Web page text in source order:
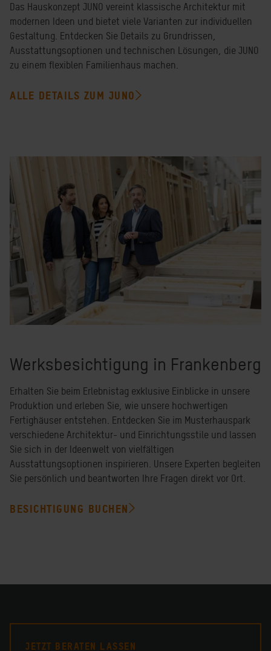
Das Hauskonzept JUNO vereint klassische Architektur mit
modernen Ideen und bietet viele Varianten zur individuellen
Gestaltung. Entdecken Sie Details zu Grundrissen,
Ausstattungsoptionen und technischen Lösungen, die JUNO
zu einem flexiblen Familienhaus machen.
ALLE DETAILS ZUM JUNO
Werksbesichtigung in Frankenberg
Erhalten Sie beim Erlebnistag exklusive Einblicke in unsere
Produktion und erleben Sie, wie unsere hochwertigen
Fertighäuser entstehen. Entdecken Sie im Musterhauspark
verschiedene Architektur- und Einrichtungsstile und lassen
Sie sich in der Ideenwelt von vielfältigen
Ausstattungsoptionen inspirieren. Unsere Experten begleiten
Sie persönlich und beantworten Ihre Fragen direkt vor Ort.
BESICHTIGUNG BUCHEN
JETZT BERATEN LASSEN